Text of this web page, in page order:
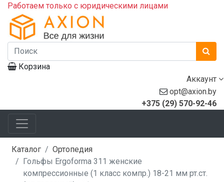
Работаем только с юридическими лицами
Корзина
Аккаунт
opt@axion.by
+375 (29) 570-92-46
Каталог
Ортопедия
Гольфы Ergoforma 311 женские
компрессионные (1 класс компр.) 18-21 мм рт.ст.